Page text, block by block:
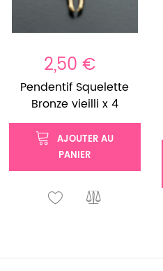
2,50 €
Pendentif Squelette
Bronze vieilli x 4
AJOUTER AU
PANIER